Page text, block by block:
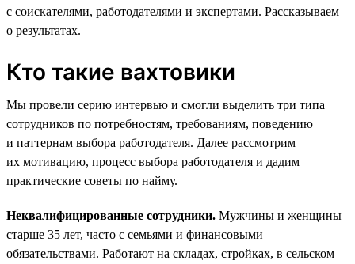
с соискателями, работодателями и экспертами. Рассказываем
о результатах.
Кто такие вахтовики
Мы провели серию интервью и смогли выделить три типа
сотрудников по потребностям, требованиям, поведению
и паттернам выбора работодателя. Далее рассмотрим
их мотивацию, процесс выбора работодателя и дадим
практические советы по найму.
Неквалифицированные сотрудники. Мужчины и женщины
старше 35 лет, часто с семьями и финансовыми
обязательствами. Работают на складах, стройках, в сельском